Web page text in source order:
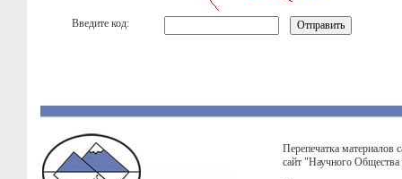
Введите код:
Перепечатка материалов
сайт "Научного